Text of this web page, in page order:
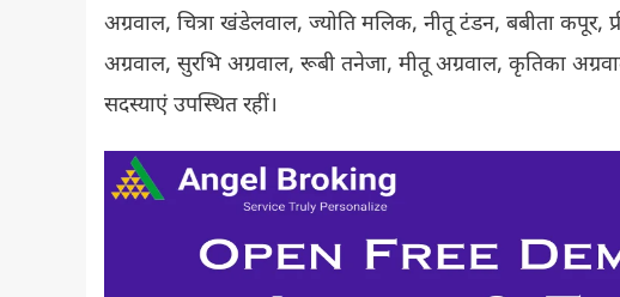
अग्रवाल, चित्रा खंडेलवाल, ज्योति मलिक, नीतू टंडन, बबीता कपूर,
अग्रवाल, सुरभि अग्रवाल, रूबी तनेजा, मीतू अग्रवाल, कृतिका
सदस्याएं उपस्थित रहीं।